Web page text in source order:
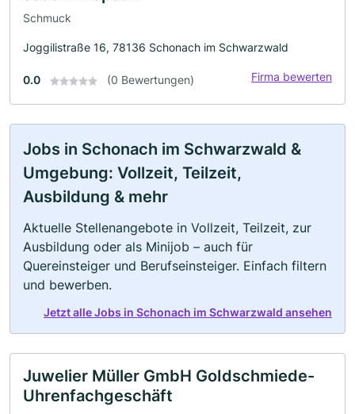
Schmuck
Joggilistraße 16, 78136 Schonach im Schwarzwald
0.0 (0 Bewertungen) Firma bewerten
Jobs in Schonach im Schwarzwald &
Umgebung: Vollzeit, Teilzeit,
Ausbildung & mehr
Aktuelle Stellenangebote in Vollzeit, Teilzeit, zur
Ausbildung oder als Minijob – auch für
Quereinsteiger und Berufseinsteiger. Einfach filtern
und bewerben.
Jetzt alle Jobs in Schonach im Schwarzwald ansehen
Juwelier Müller GmbH GoIdschmiede-
Uhrenfachgeschäft